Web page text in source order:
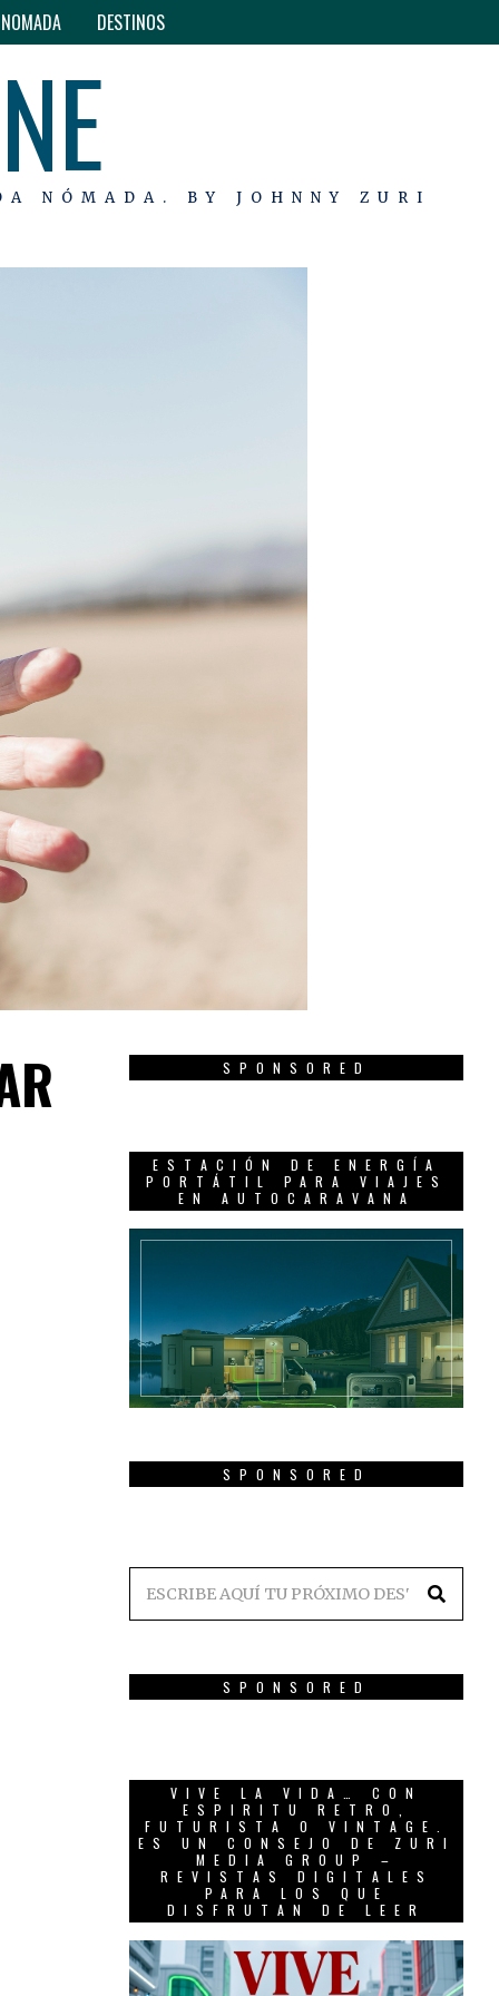
DESTINOS
NÓMADA. BY JOHNNY ZURI
SPONSORED
ESTACIÓN DE ENERGÍA
PORTÁTIL PARA VIAJES
EN AUTOCARAVANA
SPONSORED
SPONSORED
VIVE LA VIDA… CON
ESPIRITU RETRO,
FUTURISTA O VINTAGE.
ES UN CONSEJO DE ZURI
MEDIA GROUP –
REVISTAS DIGITALES
PARA LOS QUE
DISFRUTAN DE LEER